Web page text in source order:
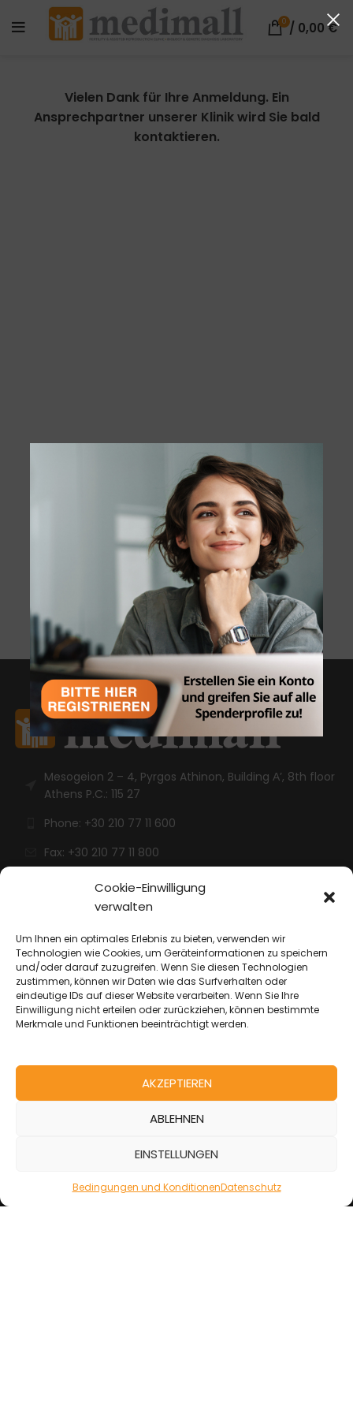
Cookie-Einwilligung
verwalten
Um Ihnen ein optimales Erlebnis zu bieten, verwenden wir
Technologien wie Cookies, um Geräteinformationen zu speichern
und/oder darauf zuzugreifen. Wenn Sie diesen Technologien
zustimmen, können wir Daten wie das Surfverhalten oder
eindeutige IDs auf dieser Website verarbeiten. Wenn Sie Ihre
Einwilligung nicht erteilen oder zurückziehen, können bestimmte
Merkmale und Funktionen beeinträchtigt werden.
AKZEPTIEREN
ABLEHNEN
EINSTELLUNGEN
Bedingungen und KonditionenDatenschutz
0 / 0,00€
Vielen Dank für Ihre Anmeldung. Ein
Ansprechpartner unserer Klinik wird Sie bald
kontaktieren.
Mesogeion 2 – 4, Pyrgos Athinon, Building Α’, 8th floor
Athens P.C.: 115 27
Phone: +30 210 77 11 600
Fax: +30 210 77 11 800
Medimall Bank
Startseite
Unsere Bank
Über unsere spender
Spender werden